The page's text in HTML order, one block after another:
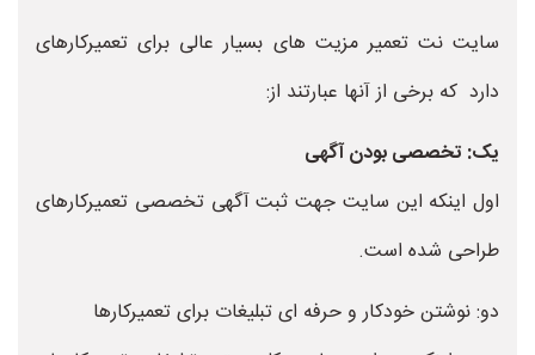
سایت نت تعمیر مزیت های بسیار عالی برای تعمیرکارهای
دارد که برخی از آنها عبارتند از:
یک: تخصصی بودن آگهی
اول اینکه این سایت جهت ثبت آگهی تخصصی تعمیرکارهای
طراحی شده است.
دو: نوشتن خودکار و حرفه ای تبلیغات برای تعمیرکارها